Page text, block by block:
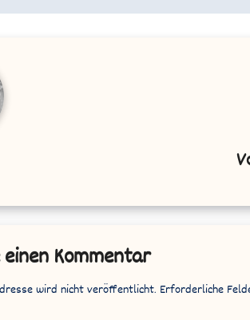
einen Kommentar
wird nicht veröffentlicht. Erforderliche